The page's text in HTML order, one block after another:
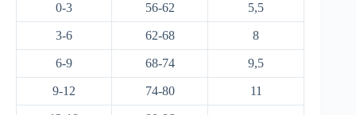
0-3 56-62 5,5
3-6 62-68 8
6-9 68-74 9,5
9-12 74-80 11